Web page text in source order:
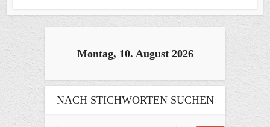
Montag, 10. August 2026
NACH STICHWORTEN SUCHEN